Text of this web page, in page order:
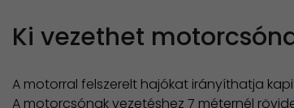
Ki vezethet
A motorral felszerelt hajókat irányíthatja
A motorcsónak vezetéshez 7 méternél